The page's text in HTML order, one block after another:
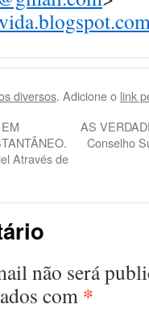
diversos. Adicione o link
Através de
AS
Conselho
não será
com *